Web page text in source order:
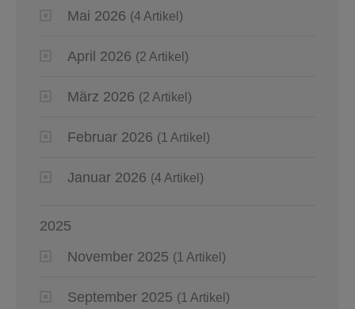
Mai 2026 (4 Artikel)
April 2026 (2 Artikel)
März 2026 (2 Artikel)
Februar 2026 (1 Artikel)
Januar 2026 (4 Artikel)
2025
November 2025 (1 Artikel)
September 2025 (1 Artikel)